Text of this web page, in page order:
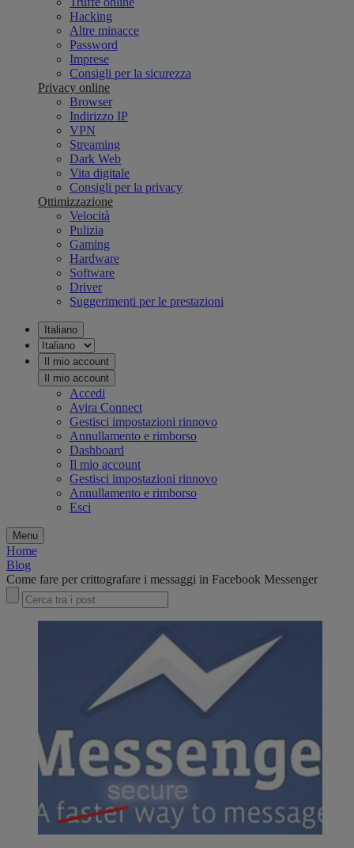
Hacking
Altre minacce
Password
Imprese
Consigli per la sicurezza
Privacy online
Browser
Indirizzo IP
VPN
Streaming
Dark Web
Vita digitale
Consigli per la privacy
Ottimizzazione
Velocità
Pulizia
Gaming
Hardware
Software
Driver
Suggerimenti per le prestazioni
Italiano
Il mio account
Il mio account
Accedi
Avira Connect
Gestisci impostazioni rinnovo
Annullamento e rimborso
Dashboard
Il mio account
Gestisci impostazioni rinnovo
Annullamento e rimborso
Esci
Menu
Home
Blog
Come fare per crittografare i messaggi in Facebook Messenger